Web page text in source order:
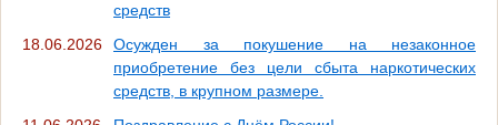
средств
18.06.2026
Осужден за покушение на незаконное
приобретение без цели сбыта наркотических
средств, в крупном размере.